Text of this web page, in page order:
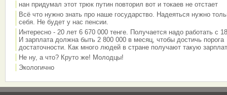
нан придумал этот трюк путин повторил вот и токаев не отстает
Всё что нужно знать про наше государство. Надеяться нужно
себя. Не будет у нас пенсии.
Интересно - 20 лет 6 670 000 тенге. Получается надо работать с
И зарплата должна быть 2 800 000 в месяц, чтобы достичь порога
достаточности. Как много людей в стране получают такую
Не ну, а что? Круто же! Молодцы!
Экологично